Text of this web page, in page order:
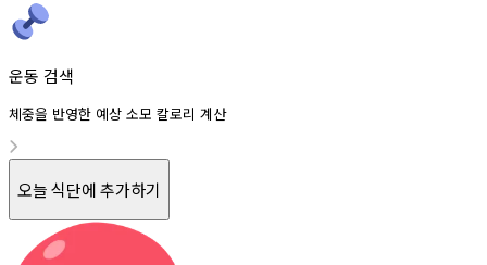
운동 검색
체중을 반영한 예상 소모 칼로리 계산
오늘 식단에 추가하기